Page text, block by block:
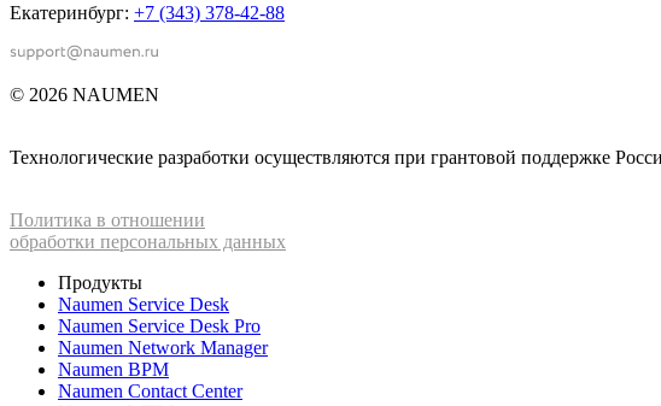
Екатеринбург: +7 (343) 378-42-88
© 2026 NAUMEN
Технологические разработки осуществляются при грантовой поддержке
Политика в отношении
обработки персональных данных
Продукты
Naumen Service Desk
Naumen Service Desk Pro
Naumen Network Manager
Naumen BPM
Naumen Contact Center